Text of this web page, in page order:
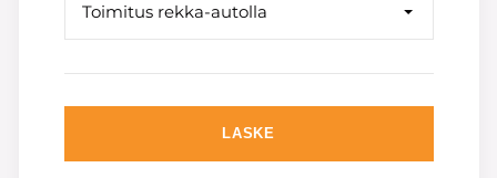
Toimitus rekka-autolla
LASKE